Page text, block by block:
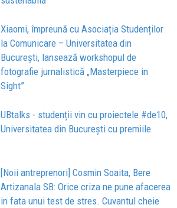
Xiaomi, împreună cu Asociația Studenților
la Comunicare – Universitatea din
București, lansează workshopul de
fotografie jurnalistică „Masterpiece in
Sight”
UBtalks - studenții vin cu proiectele #de10,
Universitatea din București cu premiile
[Noii antreprenori] Cosmin Soaita, Bere
Artizanala SB: Orice criza ne pune afacerea
in fata unui test de stres. Cuvantul cheie